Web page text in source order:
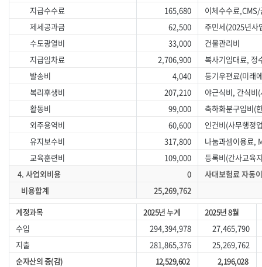
지급수수료
165,680
이체수수료
제세공과금
62,500
주민세(2025년사
수도광열비
33,000
건물관리비
지급임차료
2,706,900
복사기임대료, 정
발송비
4,040
등기우편료(미래
복리후생비
207,210
야근식비, 간식비
활동비
99,000
축하화분구입비(
외주용역비
60,600
인건비(사무행정
유지보수비
317,800
나눔과셈이용료,
교육훈련비
109,000
등록비(간사교육
4. 사업외비용
0
사대보험료 자동
비용합계
25,269,762
계정과목
2025년 누계
2025년 8월
수입
294,394,978
27,465,790
지출
281,865,376
25,269,762
순자산의 증(감)
12,529,602 2,196,028